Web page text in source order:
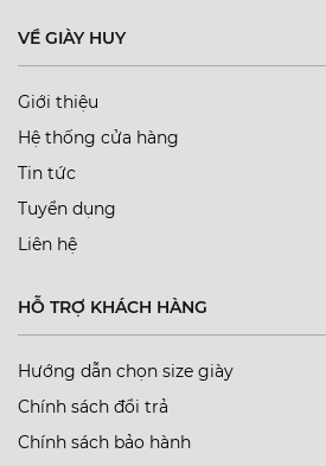
VỀ GIÀY HUY
Giới thiệu
Hệ thống cửa hàng
Tin tức
Tuyển dụng
Liên hệ
HỖ TRỢ KHÁCH HÀNG
Hướng dẫn chọn size giày
Chính sách đổi trả
Chính sách bảo hành